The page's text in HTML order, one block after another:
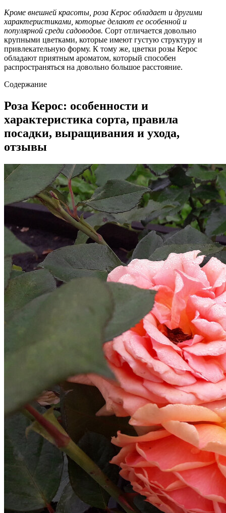
Кроме внешней красоты, роза Керос обладает и другими
характеристиками, которые делают ее особенной и
популярной среди садоводов. Сорт отличается довольно
крупными цветками, которые имеют густую структуру и
привлекательную форму. К тому же, цветки розы Керос
обладают приятным ароматом, который способен
распространяться на довольно большое расстояние.
Содержание
Роза Керос: особенности и
характеристика сорта, правила
посадки, выращивания и ухода,
отзывы